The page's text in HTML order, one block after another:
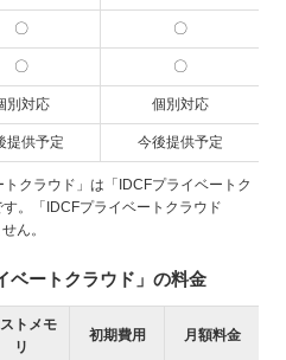
〇 〇
〇 〇
別対応 個別対応
提供予定 今後提供予定
クラウド」は「IDCFプライベートク
。「IDCFプライベートクラウド
ん。
ベートクラウド」の料金
トメモ
リ
初期費用 月額料金